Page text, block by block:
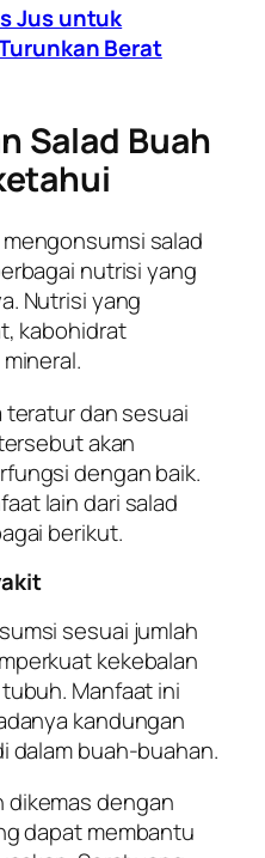
Jus untuk
Berat
Salad Buah
salad
nutrisi yang
Nutrisi yang
kabohidrat
teratur dan sesuai
akan
dengan baik.
lain dari salad
berikut.
sesuai jumlah
kekebalan
Manfaat ini
kandungan
dalam buah-buahan.
dikemas dengan
dapat membantu